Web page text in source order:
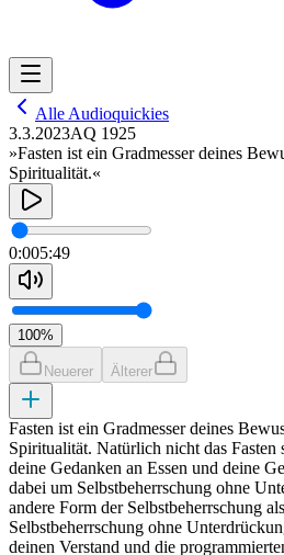
Alle Audioquickies
3.3.2023AQ 1925
»Fasten ist ein Gradmesser deines
Spiritualität.«
0:005:49
100%
Neuerer Älterer
Fasten ist ein Gradmesser deines
Spiritualität. Natürlich nicht das Fasten
deine Gedanken an Essen und deine
dabei um Selbstbeherrschung ohne
andere Form der Selbstbeherrschung
Selbstbeherrschung ohne
deinen Verstand und die